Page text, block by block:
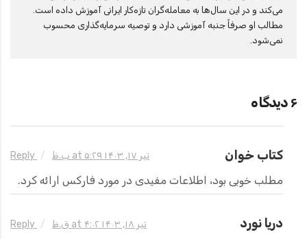
می‌کند و در این سال‌ها به معامله‌گران تازه‌کار ایرانی آموزش داده است.
مطالب او صرفاً جنبه آموزشی دارد و توصیه سرمایه‌گذاری محسوب
نمی‌شود.
۶ دیدگاه
کتاب خوان تیر ۱۷, ۱۴۰۳ at ۵:۲۹ ب.ظ
مطلب خوبی بود، اطلاعات مفیدی در مورد فارکس ارائه کرد.
دریا نورد تیر ۱۸, ۱۴۰۳ at ۴:۰۲ ق.ظ